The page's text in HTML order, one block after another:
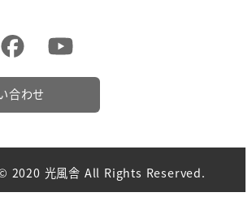
合わせ
2020 光風舎 All Rights Reserved.